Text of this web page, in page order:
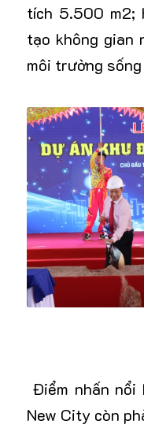
tích 5.500 m2;
tạo không gian
môi trường
Điểm nhấn nổi
New Citycòn